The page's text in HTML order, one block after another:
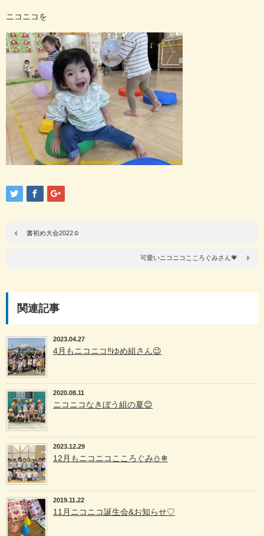
ニコニコを
書初め大会2022☺
可愛いニコニコこころぐみさん💗
関連記事
2023.04.27
4月もニコニコ‼️ゆめ組さん😉
2020.08.11
ニコニコなきぼう組の夏😊
2023.12.29
12月もニコニコこころぐみ⛄❄
2019.11.22
11月ニコニコ誕生会&お知らせ♡